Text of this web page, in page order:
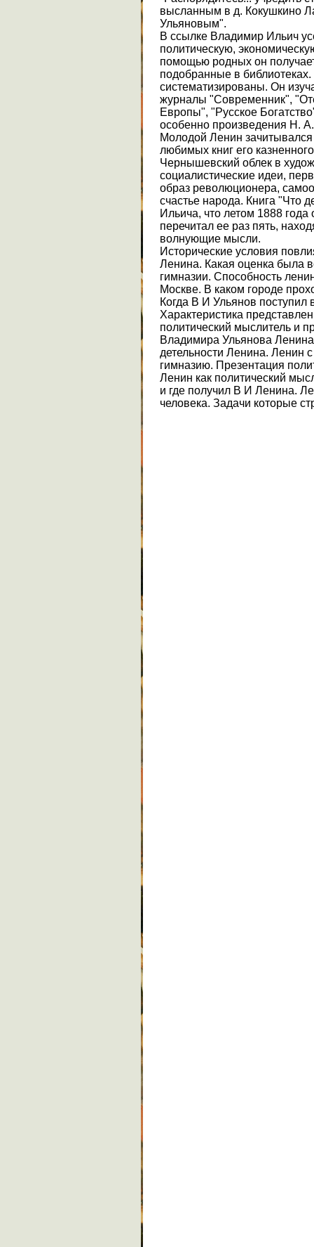
высланным в д. Кокушкино
Ульяновым".
В ссылке Владимир Ильич
политическую,
помощью родных он
подобранные в
систематизированы. Он
журналы "Современник",
Европы", "Русское
особенно произведения Н.
Молодой Ленин
любимых книг его
Чернышевский облек в
социалистические идеи,
образ революционера,
счастье народа. Книга "Что
Ильича, что летом 1888 года
перечитал ее раз пять,
волнующие мысли.
Исторические условия
Ленина. Какая оценка была
гимназии. Способность
Москве. В каком городе
Когда В И Ульянов поступил
Характеристика
политический мыслитель и
Владимира Ульянова
детельности Ленина. Ленин
гимназию. Презентация
Ленин как политический
и где получил В И Ленина.
человека. Задачи которые